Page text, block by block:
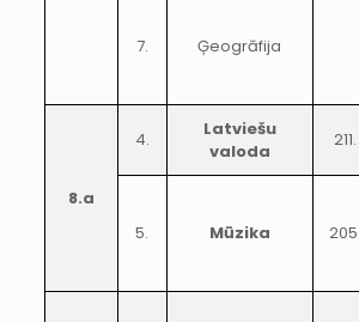
7. Ģeogrāfija
8.a
4.
Latviešu
valoda
211.
5. Mūzika 205.